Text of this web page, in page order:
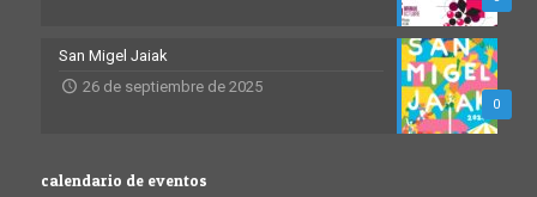
0
San Migel Jaiak
26 de septiembre de 2025
calendario de eventos